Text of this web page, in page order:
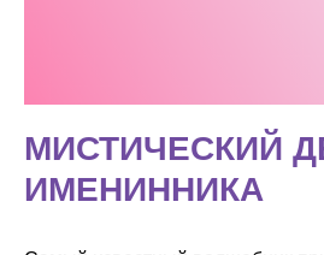
МИСТИЧЕСКИЙ
ИМЕНИННИКА